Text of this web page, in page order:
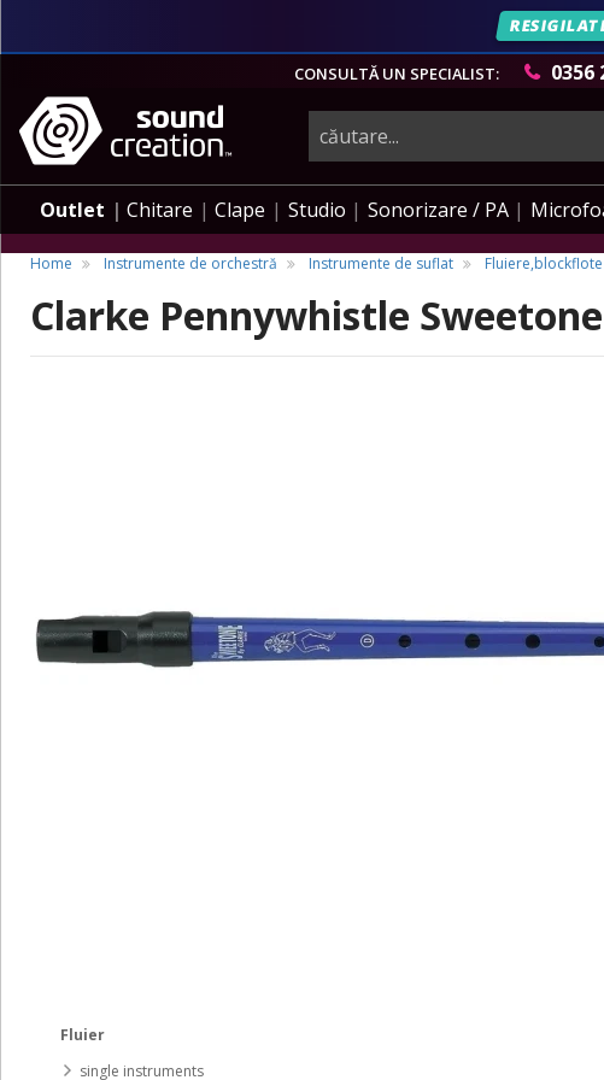
CONSULTĂ UN SPECIALIST:
0356
instrumente
muzicale,
echipamente
pro-
Outlet Chitare Clape Studio Sonorizare / PA
Home Instrumente de orchestră Instrumente de suflat Fluiere,blockflote
Clarke Pennywhistle
Fluier
single instruments